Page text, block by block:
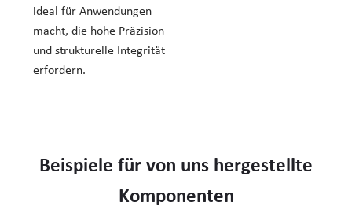
ideal für Anwendungen
macht, die hohe Präzision
und strukturelle Integrität
erfordern.
Beispiele für von uns hergestellte
Komponenten